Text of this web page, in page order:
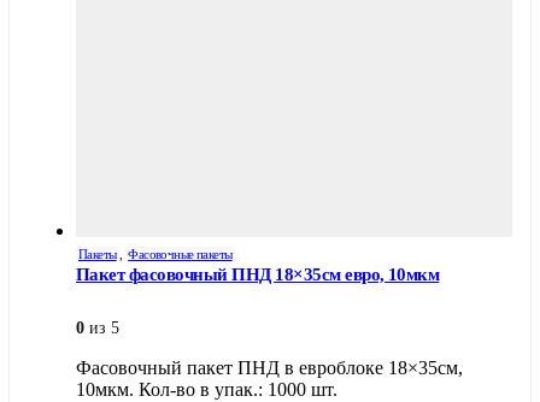
Пакеты, Фасовочные пакеты
Пакет фасовочный ПНД 18×35см евро, 10мкм
0 из 5
Фасовочный пакет ПНД в евроблоке 18×35см,
10мкм. Кол-во в упак.: 1000 шт.